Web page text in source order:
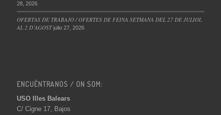
28, 2026
OFERTAS DE TRABAJO / OFERTES DE FEINA SETMANA DEL 27 DE JULIOL
AL 2 D’AGOST julio 27, 2026
ENCUÉNTRANOS / ON SOM:
USO Illes Balears
C/ Cigne 17, Bajos